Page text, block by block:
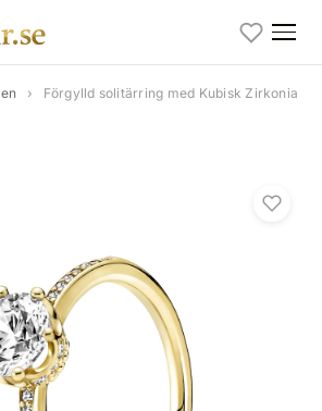
› Förgylld solitärring med Kubisk Zirkonia